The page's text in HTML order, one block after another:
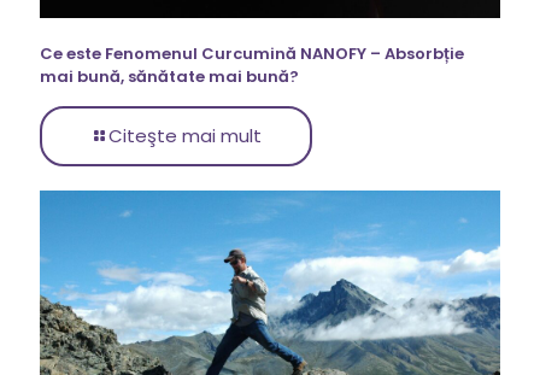
Ce este Fenomenul Curcumină NANOFY – Absorbție
mai bună, sănătate mai bună?
Citeşte mai mult